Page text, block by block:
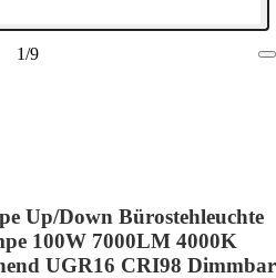
1/9
Up/Down Bürostehleuchte
100W 7000LM 4000K
UGR16 CRI98 Dimmbar